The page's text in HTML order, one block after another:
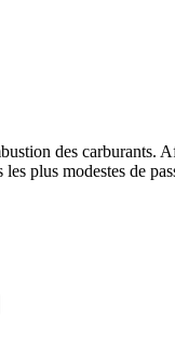
des
plus modestes de